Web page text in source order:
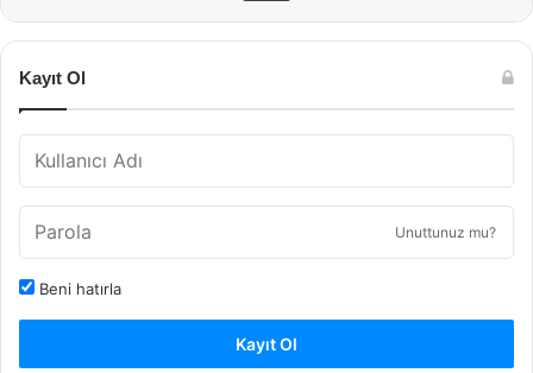
Kayıt Ol
Unuttunuz mu?
Beni hatırla
Kayıt Ol